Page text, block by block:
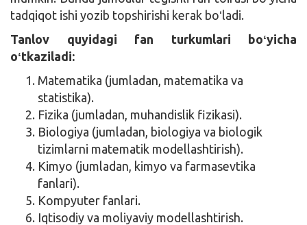
tadqiqot ishi yozib topshirishi kerak boʻladi.
Tanlov quyidagi fan turkumlari boʻyicha
oʻtkaziladi:
Matematika (jumladan, matematika va
statistika).
Fizika (jumladan, muhandislik fizikasi).
Biologiya (jumladan, biologiya va biologik
tizimlarni matematik modellashtirish).
Kimyo (jumladan, kimyo va farmasevtika
fanlari).
Kompyuter fanlari.
Iqtisodiy va moliyaviy modellashtirish.